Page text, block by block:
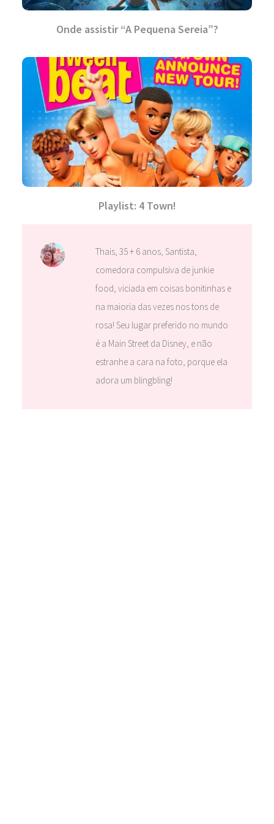
Onde assistir “A Pequena Sereia”?
Playlist: 4 Town!
Thais, 35 + 6 anos, Santista,
comedora compulsiva de junkie
food, viciada em coisas bonitinhas e
na maioria das vezes nos tons de
rosa! Seu lugar preferido no mundo
é a Main Street da Disney, e não
estranhe a cara na foto, porque ela
adora um blingbling!